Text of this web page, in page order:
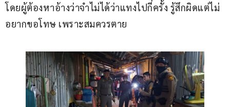
โดยผู้ต้องหาอ้างว่าจำไม่ได้ว่าแทงไปกี่ครั้ง รู้สึกผิดแต่ไม่
อยากขอโทษ เพราะสมควรตาย